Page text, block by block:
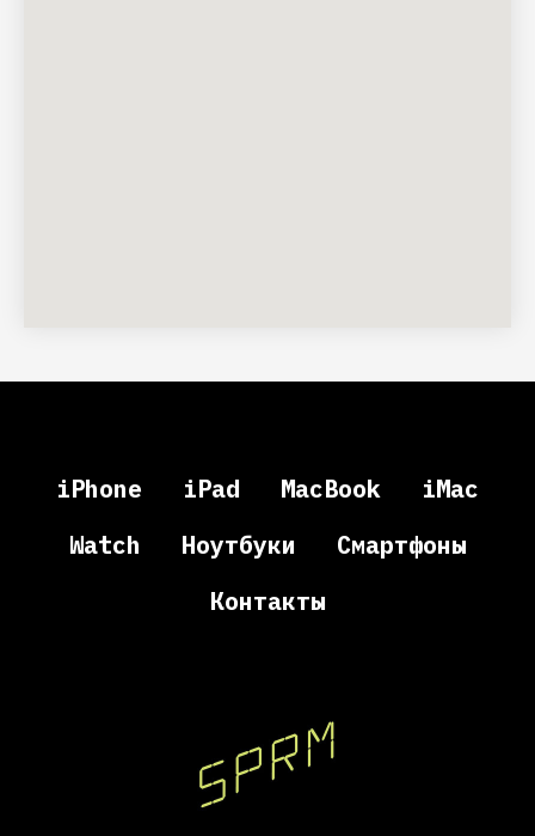
iPhone iPad MacBook
iMac
Watch
Ноутбуки
Смартфоны
Контакты